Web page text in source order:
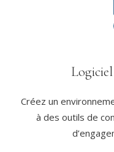
Créez un
à des outils de